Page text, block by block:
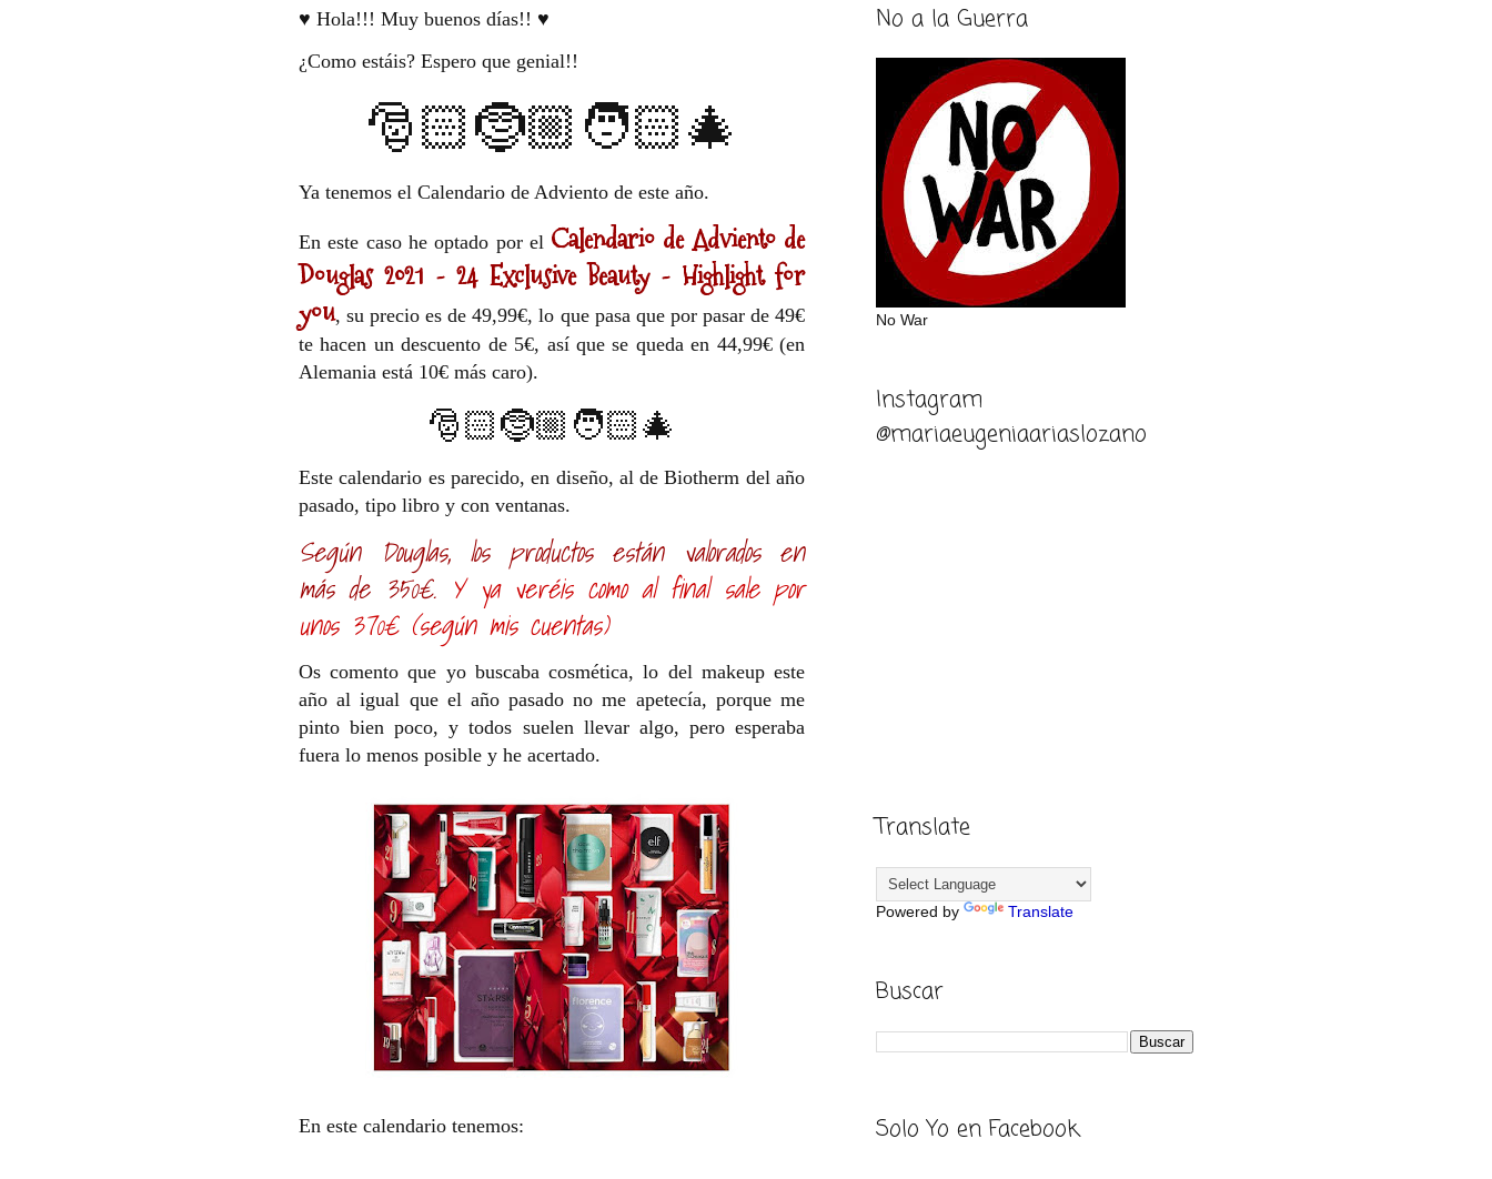
♥️ Hola!!! Muy buenos días!! ♥️
¿Como estáis? Espero que genial!!
🎅🏻🤶🏼🧑🏻‍🎄
Ya tenemos el Calendario de Adviento de este año.
En este caso he optado por el Calendario de Adviento de
Douglas 2021 - 24 Exclusive Beauty - Highlight for
you, su precio es de 49,99€, lo que pasa que por pasar de 49€
te hacen un descuento de 5€, así que se queda en 44,99€ (en
Alemania está 10€ más caro).
🎅🏻🤶🏼🧑🏻‍🎄
Este calendario es parecido, en diseño, al de Biotherm del año
pasado, tipo libro y con ventanas.
Según Douglas, los productos están valorados en
más de 350€. Y ya veréis como al final sale por
unos 370€ (según mis cuentas)
Os comento que yo buscaba cosmética, lo del makeup este
año al igual que el año pasado no me apetecía, porque me
pinto bien poco, y todos suelen llevar algo, pero esperaba
fuera lo menos posible y he acertado.
En este calendario tenemos:
No a la Guerra
No War
Instagram
@mariaeugeniaariaslozano
Translate
Powered by Translate
Buscar
Solo Yo en Facebook